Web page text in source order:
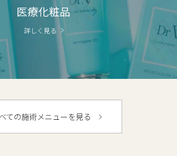
医療化粧品
詳しく見る
ての施術メニューを見る